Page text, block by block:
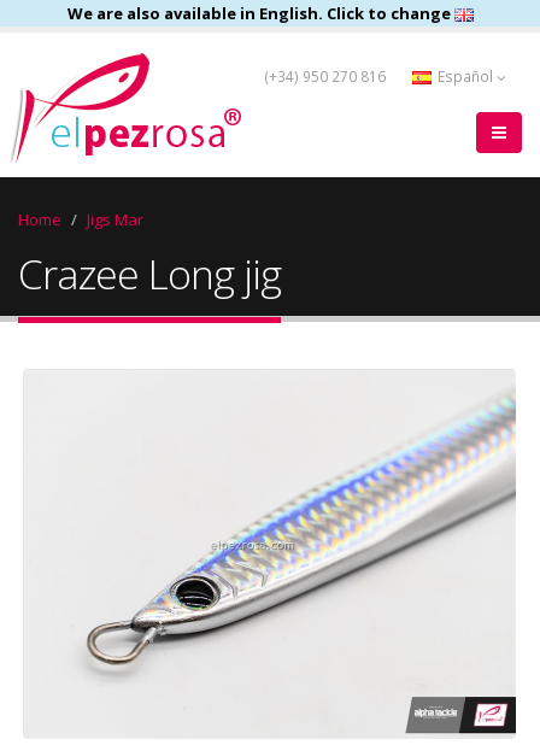
We are also available in English. Click to change
(+34) 950 270 816 Español
Home Jigs Mar
Crazee Long jig